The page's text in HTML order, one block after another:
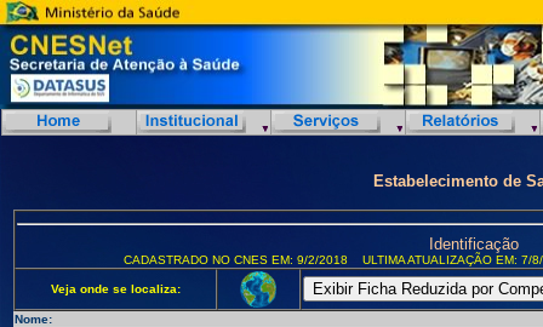
Estabelecimento de
Identificação
CADASTRADO NO CNES EM: 9/2/2018 ULTIMA ATUALIZAÇÃO EM:
Veja onde se localiza:
Nome: